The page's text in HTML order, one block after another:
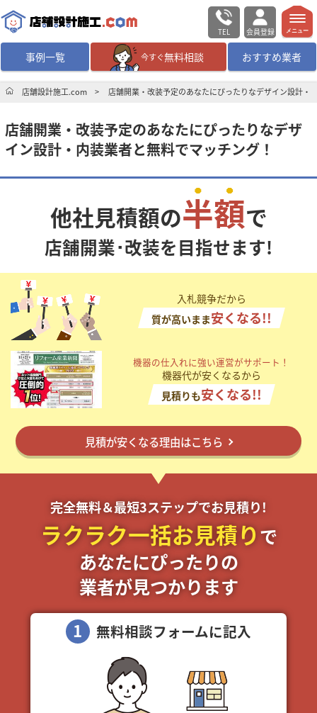
TEL 会員登録
事例一覧 今すぐ無料相談 おすすめ業者
無料相談 ログイン／会員登録
デザイン設計・施工業者を探す
マッチング案件一覧
店舗設計施工.comとは
内装の費用相場シミュレーター
掲載希望のデザイン 設計・施工会社様へ
店舗開業・改装を ご検討中の方へ
メニュー
店舗設計施工.com 店舗開業・改装予定のあなたにぴったりなデザイン設計・
店舗開業・改装予定のあなたにぴったりなデザ
イン設計・内装業者と無料でマッチング！
他社見積額の半額で
店舗開業･改装を目指せます!
入札競争だから
質が高いまま安くなる!!
機器の仕入れに強い運営がサポート！
機器代が安くなるから
見積りも安くなる!!
見積が安くなる理由はこちら
完全無料＆最短3ステップでお見積り!
ラクラク一括お見積りで
あなたにぴったりの
業者が見つかります
1 無料相談フォームに記入